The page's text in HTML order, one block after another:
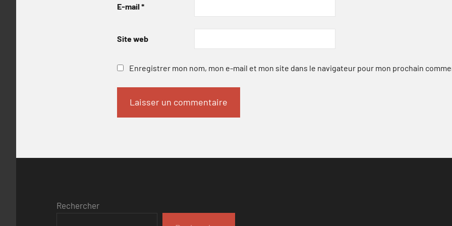
E-mail *
Site web
Enregistrer mon nom, mon e-mail et mon site dans le navigateur pour mon prochain
Rechercher